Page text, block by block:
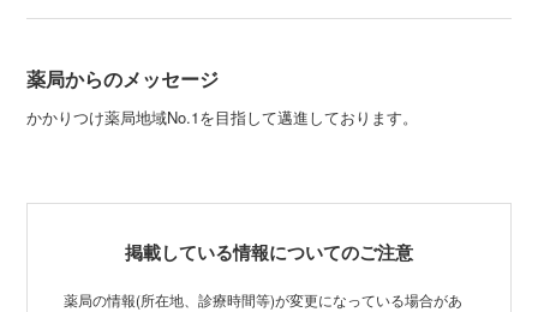
薬局からのメッセージ
かかりつけ薬局地域No.1を目指して邁進しております。
掲載している情報についてのご注意
薬局の情報(所在地、診療時間等)が変更になっている場合があ